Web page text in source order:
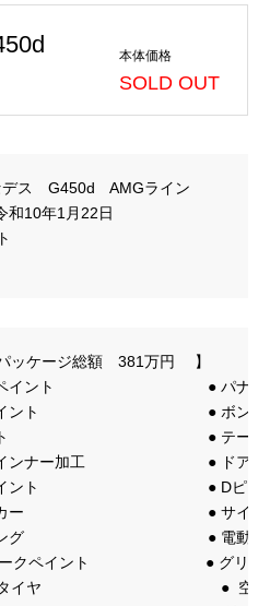
本体価格
SOLD OUT
ス　G450d　AMGライン
和10年1月22日
ケージ総額　381万円 　】
ント　　　　　　　　　　　● ボン
　　　　　　　　　　　　　● テー
ンナー加工　　　　　　　　● ドア
ント　　　　　　　　　　　● Dピラ
グ　　　　　　　　　　　　● 電動
テレインタイヤ ●